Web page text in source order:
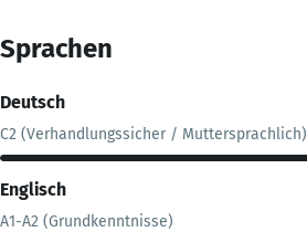
Sprachen
Deutsch
C2 (Verhandlungssicher / Muttersprachlich)
Englisch
A1-A2 (Grundkenntnisse)